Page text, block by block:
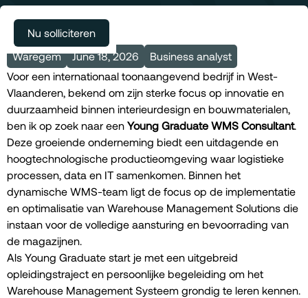
Meer vacatures
Waregem June 18, 2026
Business analyst
Voor een internationaal toonaangevend bedrijf in West-
Vlaanderen, bekend om zijn sterke focus op innovatie en
duurzaamheid binnen interieurdesign en bouwmaterialen,
ben ik op zoek naar een Young Graduate WMS Consultant.
Deze groeiende onderneming biedt een uitdagende en
hoogtechnologische productieomgeving waar logistieke
processen, data en IT samenkomen. Binnen het
dynamische WMS-team ligt de focus op de implementatie
en optimalisatie van Warehouse Management Solutions die
instaan voor de volledige aansturing en bevoorrading van
de magazijnen.
Als Young Graduate start je met een uitgebreid
opleidingstraject en persoonlijke begeleiding om het
Warehouse Management Systeem grondig te leren kennen.
Nu solliciteren